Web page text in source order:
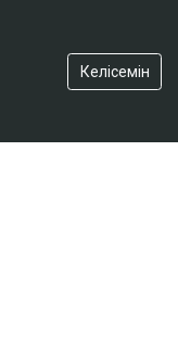
Келісемін